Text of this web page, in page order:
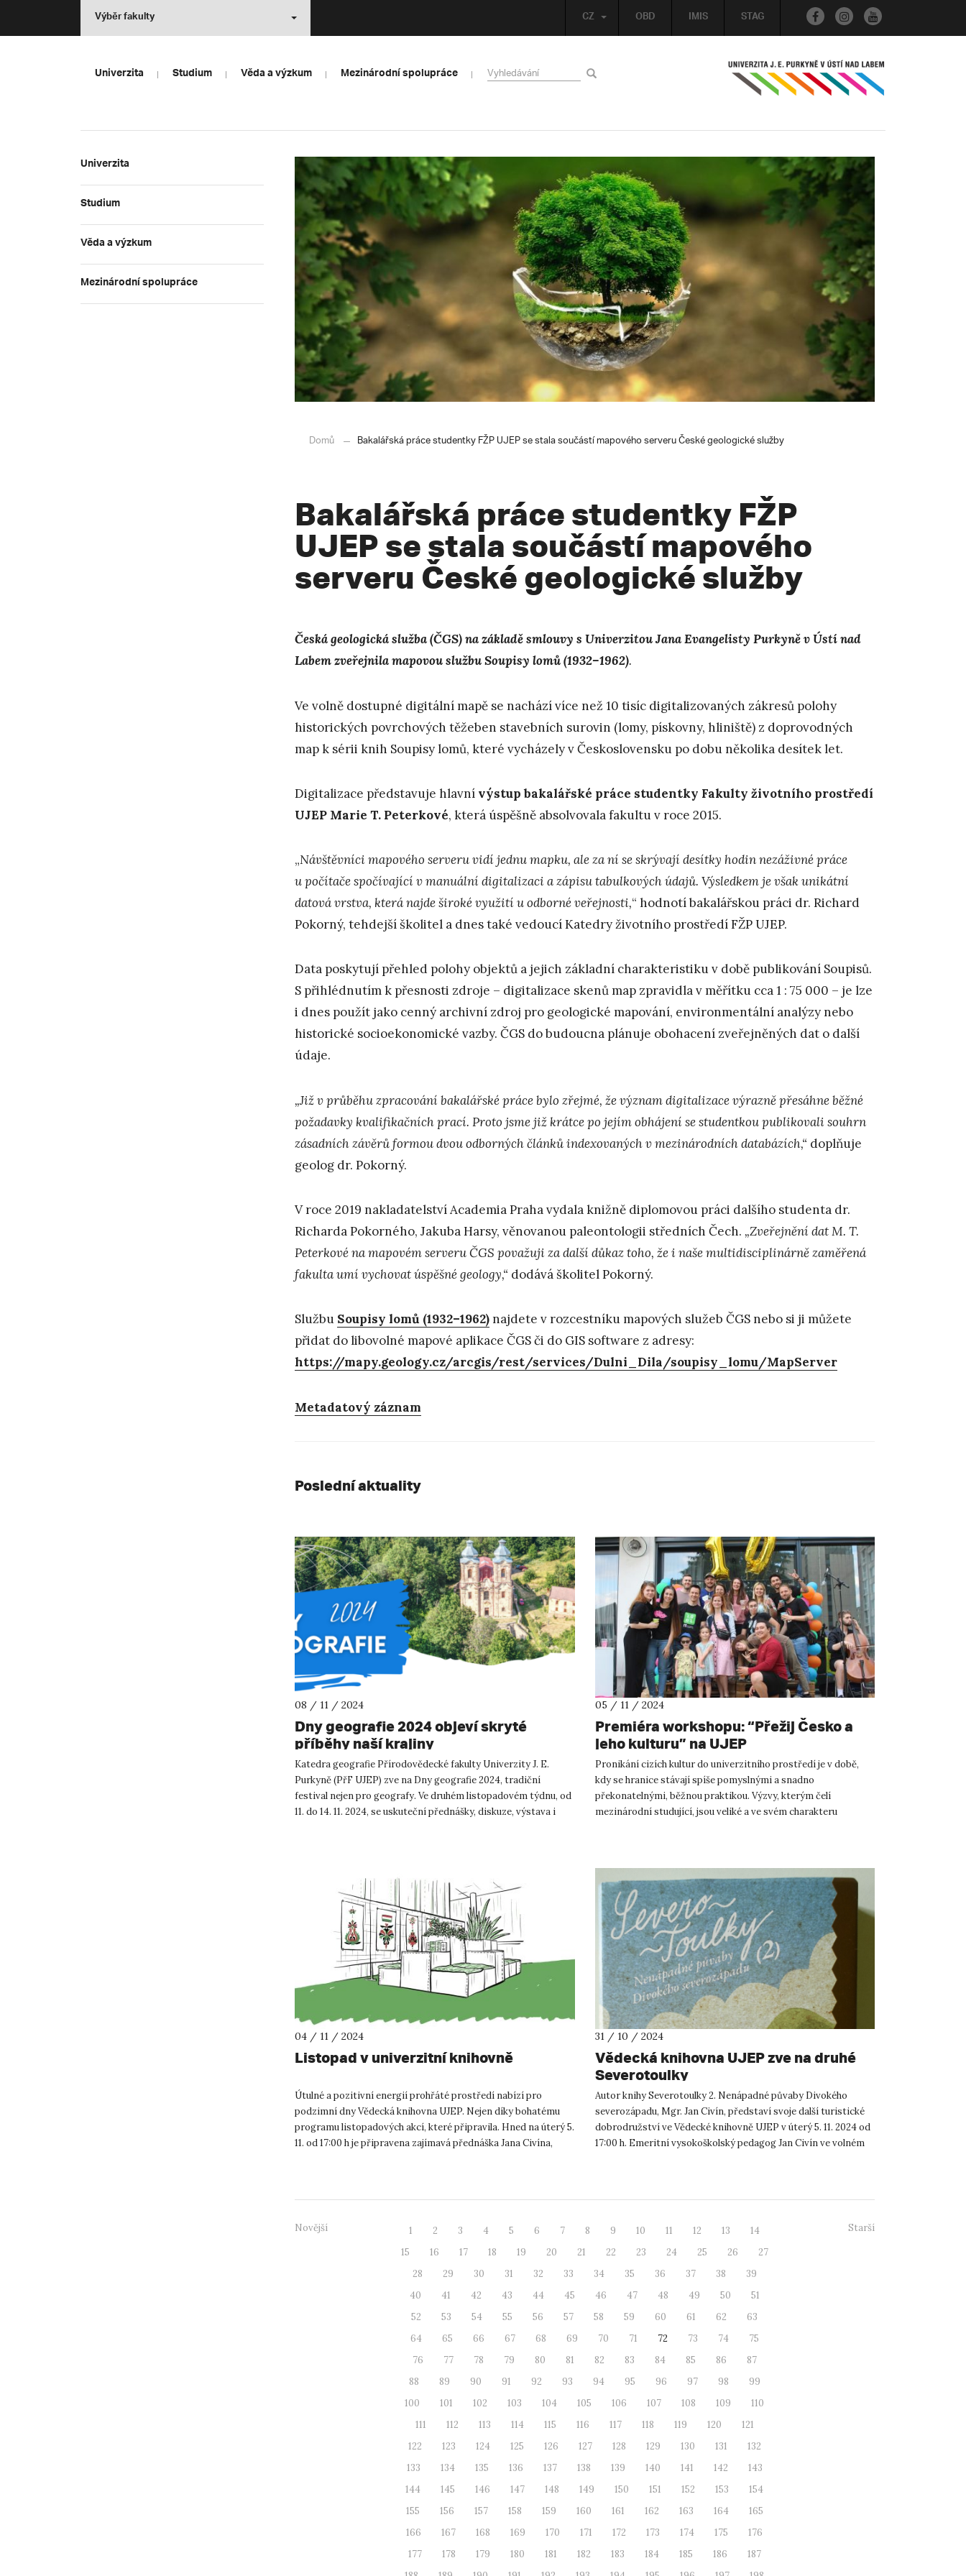
OBD IMIS STAG
CZ
Výběr fakulty
Univerzita Studium Věda a výzkum Mezinárodní spolupráce
Univerzita
Studium
Věda a výzkum
Mezinárodní spolupráce
Domů Bakalářská práce studentky FŽP UJEP se stala součástí mapového serveru České geologické služby
Bakalářská práce studentky FŽP
UJEP se stala součástí mapového
serveru České geologické služby
Česká geologická služba (ČGS) na základě smlouvy s Univerzitou Jana Evangelisty Purkyně v Ústí nad
Labem zveřejnila mapovou službuSoupisy lomů (1932–1962).
Ve volně dostupné digitální mapě se nachází více než 10 tisíc digitalizovaných zákresů polohy
historických povrchových těžeben stavebních surovin (lomy, pískovny, hliniště) z doprovodných
map k sérii knih Soupisy lomů, které vycházely v Československu po dobu několika desítek let.
Digitalizace představuje hlavní výstup bakalářské práce studentky Fakulty životního prostředí
UJEP Marie T. Peterkové, která úspěšně absolvovala fakultu v roce 2015.
„Návštěvníci mapového serveru vidí jednu mapku, ale za ní se skrývají desítky hodin nezáživné práce
u počítače spočívající v manuální digitalizaci a zápisu tabulkových údajů. Výsledkem je však unikátní
datová vrstva, která najde široké využití u odborné veřejnosti,“ hodnotí bakalářskou práci dr. Richard
Pokorný, tehdejší školitel a dnes také vedoucí Katedry životního prostředí FŽP UJEP.
Data poskytují přehled polohy objektů a jejich základní charakteristiku v době publikování Soupisů.
S přihlédnutím k přesnosti zdroje – digitalizace skenů map zpravidla v měřítku cca 1 : 75 000 – je lze
i dnes použít jako cenný archivní zdroj pro geologické mapování, environmentální analýzy nebo
historické socioekonomické vazby. ČGS do budoucna plánuje obohacení zveřejněných dat o další
údaje.
„Již v průběhu zpracování bakalářské práce bylo zřejmé, že význam digitalizace výrazně přesáhne běžné
požadavky kvalifikačních prací. Proto jsme již krátce po jejím obhájení se studentkou publikovali souhrn
zásadních závěrů formou dvou odborných článků indexovaných v mezinárodních databázích,“ doplňuje
geolog dr. Pokorný.
V roce 2019 nakladatelství Academia Praha vydala knižně diplomovou práci dalšího studenta dr.
Richarda Pokorného, Jakuba Harsy, věnovanou paleontologii středních Čech. „Zveřejnění dat M. T.
Peterkové na mapovém serveru ČGS považuji za další důkaz toho, že i naše multidisciplinárně zaměřená
fakulta umí vychovat úspěšné geology,“ dodává školitel Pokorný.
Službu Soupisy lomů (1932–1962)najdete v rozcestníku mapových služeb ČGS nebo si ji můžete
přidat do libovolné mapové aplikace ČGS či do GIS software z adresy:
https://mapy.geology.cz/arcgis/rest/services/Dulni_Dila/soupisy_lomu/MapServer
Metadatový záznam
Poslední aktuality
08 / 11 / 2024
Dny geografie 2024 objeví skryté
příběhy naší krajiny
Katedra geografie Přírodovědecké fakulty Univerzity J. E.
Purkyně (PřF UJEP) zve na Dny geografie 2024, tradiční
festival nejen pro geografy. Ve druhém listopadovém týdnu, od
11. do 14. 11. 2024, se uskuteční přednášky, diskuze, výstava i
05 / 11 / 2024
Premiéra workshopu: “Přežij Česko a
jeho kulturu” na UJEP
Pronikání cizích kultur do univerzitního prostředí je v době,
kdy se hranice stávají spíše pomyslnými a snadno
překonatelnými, běžnou praktikou. Výzvy, kterým čelí
mezinárodní studující, jsou veliké a ve svém charakteru
04 / 11 / 2024
Listopad v univerzitní knihovně
Útulné a pozitivní energií prohřáté prostředí nabízí pro
podzimní dny Vědecká knihovna UJEP. Nejen díky bohatému
programu listopadových akcí, které připravila. Hned na úterý 5.
11. od 17:00 h je připravena zajímavá přednáška Jana Civína,
31 / 10 / 2024
Vědecká knihovna UJEP zve na druhé
Severotoulky
Autor knihy Severotoulky 2. Nenápadné půvaby Divokého
severozápadu, Mgr. Jan Civín, představí svoje další turistické
dobrodružství ve Vědecké knihovně UJEP v úterý 5. 11. 2024 od
17:00 h. Emeritní vysokoškolský pedagog Jan Civín ve volném
Novější 1 2 3 4 5 6 7 8 9 10 11 12 13
14
15
16 17 18 19 20 21 22 23 24 25 26
27
28
29 30 31 32 33 34 35 36 37 38
39
40
41 42 43 44 45 46 47 48 49 50
51
52
53 54 55 56 57 58 59 60 61 62
63
64
65 66 67 68 69 70 71 72 73 74
75
76
77 78 79 80 81 82 83 84 85 86
87
88
89 90 91 92 93 94 95 96 97 98
99
100
101 102 103 104 105 106 107 108 109
110
111
112 113 114 115 116 117 118 119 120
121
122
123 124 125 126 127 128 129 130 131
132
133
134 135 136 137 138 139 140 141 142
143
144
145 146 147 148 149 150 151 152 153
154
155
156 157 158 159 160 161 162 163 164
165
166
167 168 169 170 171 172 173 174 175
176
177
178 179 180 181 182 183 184 185 186
187
Starší